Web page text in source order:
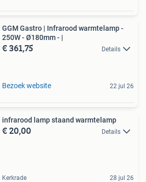
GGM Gastro | Infrarood warmtelamp -
250W - Ø180mm - |
€ 361,75 Details
Bezoek website 22 jul 26
infrarood lamp staand warmtelamp
€ 20,00 Details
Kerkrade 28 jul 26